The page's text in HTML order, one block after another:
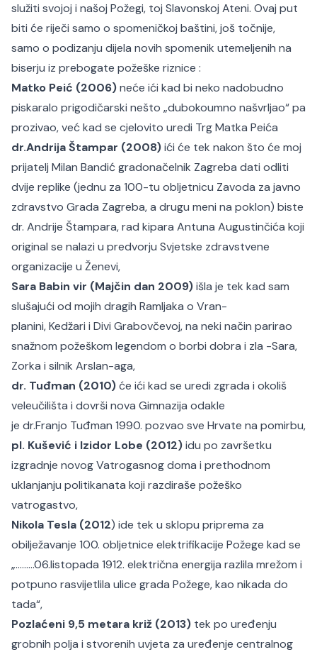
služiti svojoj i našoj Požegi, toj Slavonskoj Ateni. Ovaj put
biti će riječi samo o spomeničkoj baštini, još točnije,
samo o podizanju dijela novih spomenik utemeljenih na
biserju iz prebogate požeške riznice :
Matko Peić (2006)neće ići kad bi neko nadobudno
piskaralo prigodičarski nešto „dubokoumno našvrljao“ pa
prozivao, već kad se cjelovito uredi Trg Matka Peića
dr.Andrija Štampar (2008)ići će tek nakon što će moj
prijatelj Milan Bandić gradonačelnik Zagreba dati odliti
dvije replike (jednu za 100-tu obljetnicu Zavoda za javno
zdravstvo Grada Zagreba, a drugu meni na poklon) biste
dr. Andrije Štampara, rad kipara Antuna Augustinčića koji
original se nalazi u predvorju Svjetske zdravstvene
organizacije u Ženevi,
Sara Babin vir (Majčin dan 2009)išla je tek kad sam
slušajući od mojih dragih Ramljaka o Vran-
planini, Kedžari i Divi Grabovčevoj, na neki način parirao
snažnom požeškom legendom o borbi dobra i zla -Sara,
Zorka i silnik Arslan-aga,
dr. Tuđman (2010)će ići kad se uredi zgrada i okoliš
veleučilišta i dovrši nova Gimnazija odakle
je dr.Franjo Tuđman 1990. pozvao sve Hrvate na pomirbu,
pl. Kušević i Izidor Lobe (2012)idu po završetku
izgradnje novog Vatrogasnog doma i prethodnom
uklanjanju politikanata koji razdiraše požeško
vatrogastvo,
Nikola Tesla (2012) ide tek u sklopu priprema za
obilježavanje 100. obljetnice elektrifikacije Požege kad se
„………06.listopada 1912. električna energija razlila mrežom i
potpuno rasvijetlila ulice grada Požege, kao nikada do
tada“,
Pozlaćeni 9,5 metara križ (2013) tek po uređenju
grobnih polja i stvorenih uvjeta za uređenje centralnog